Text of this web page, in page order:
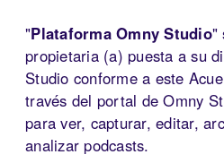
"Plataforma Omny Studio"
propietaria (a) puesta a su
Studio conforme a este
través del portal de Omny
para ver, capturar, editar,
analizar podcasts.